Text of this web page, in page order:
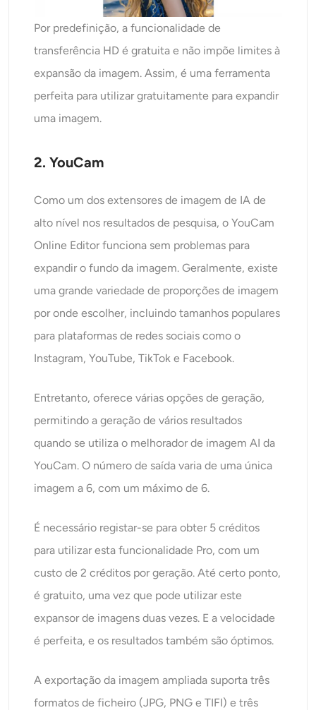
Por predefinição, a funcionalidade de
transferência HD é gratuita e não impõe limites à
expansão da imagem. Assim, é uma ferramenta
perfeita para utilizar gratuitamente para expandir
uma imagem.
2. YouCam
Como um dos extensores de imagem de IA de
alto nível nos resultados de pesquisa, o YouCam
Online Editor funciona sem problemas para
expandir o fundo da imagem. Geralmente, existe
uma grande variedade de proporções de imagem
por onde escolher, incluindo tamanhos populares
para plataformas de redes sociais como o
Instagram, YouTube, TikTok e Facebook.
Entretanto, oferece várias opções de geração,
permitindo a geração de vários resultados
quando se utiliza o melhorador de imagem AI da
YouCam. O número de saída varia de uma única
imagem a 6, com um máximo de 6.
É necessário registar-se para obter 5 créditos
para utilizar esta funcionalidade Pro, com um
custo de 2 créditos por geração. Até certo ponto,
é gratuito, uma vez que pode utilizar este
expansor de imagens duas vezes. E a velocidade
é perfeita, e os resultados também são óptimos.
A exportação da imagem ampliada suporta três
formatos de ficheiro (JPG, PNG e TIFI) e três